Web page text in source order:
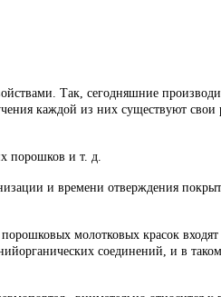
Так, сегодняшние
каждой из них существуют свои
порошков и т. д.
и времени отверждения
молотковых красок входят
соединений, и в